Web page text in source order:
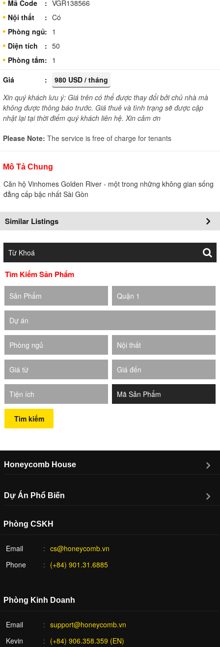
Mã Code
VGR138566
Nội thất
Có
Phòng ngủ
1
Diện tích
50
Phòng tắm
1
Giá
980 USD / tháng
Xin quý khách lưu ý: Giá trên có thể được thay đổi bởi chủ nhà mà
không được thông báo trước. Giá thuê và tình trạng sẽ được cập
nhật lại tại thời điểm quý khách liên hệ. Xin cảm ơn
Please Note: The service is free of charge for tenants
Mô Tả Chung
Căn hộ Vinhomes Golden River - một trong những không gian sống
đẳng cấp bậc nhất Sài Gòn
Similar Listings
Tìm Kiếm Sản Phẩm
Sản Phẩm Quận 1
Dự án
Phòng ngủ Nội thất
Giá từ Giá đến
Tiện ích
Tìm kiếm
Honeycomb House
Dự Án Phổ Biến
Phòng CSKH
Email
cs@honeycomb.vn
Phone
(+84) 901.31.6885
Phòng Kinh Doanh
Email
support@honeycomb.vn
Kevin
(+84) 906.358.359 (EN)